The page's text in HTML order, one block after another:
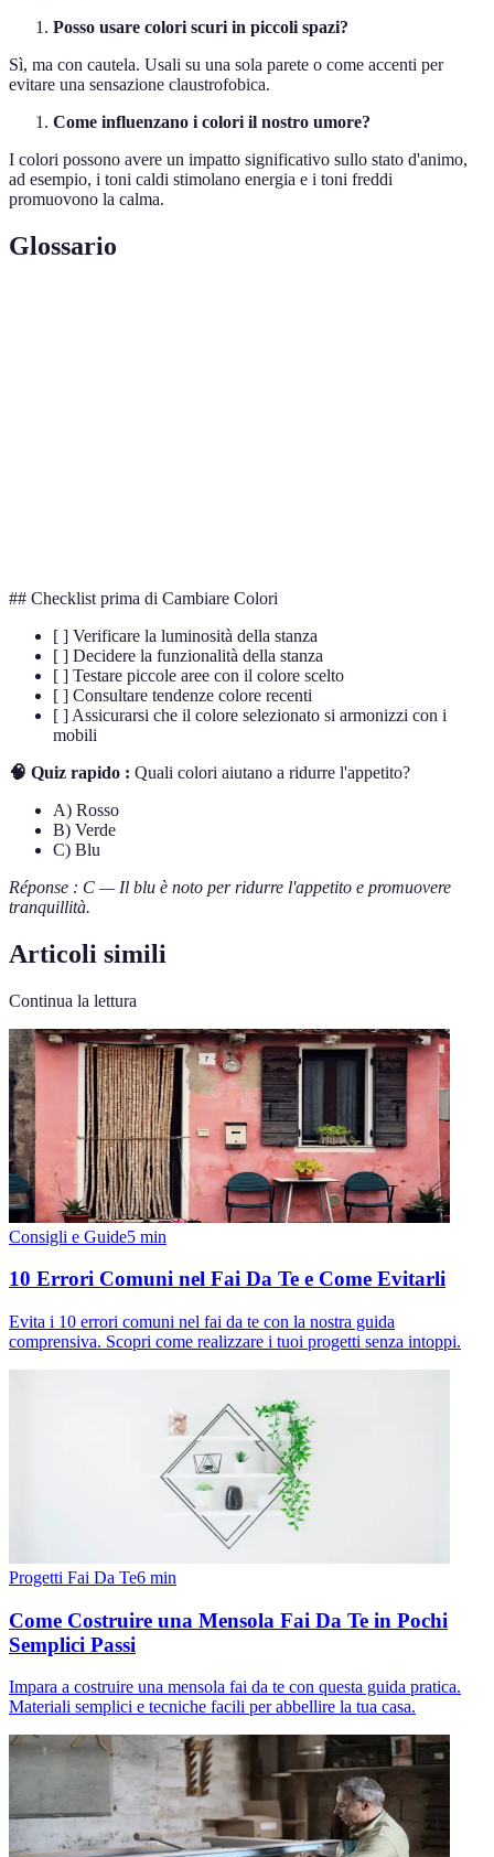
Posso usare colori scuri in piccoli spazi?
Sì, ma con cautela. Usali su una sola parete o come accenti per
evitare una sensazione claustrofobica.
Come influenzano i colori il nostro umore?
I colori possono avere un impatto significativo sullo stato d'animo,
ad esempio, i toni caldi stimolano energia e i toni freddi
promuovono la calma.
Glossario
## Checklist prima di Cambiare Colori
[ ] Verificare la luminosità della stanza
[ ] Decidere la funzionalità della stanza
[ ] Testare piccole aree con il colore scelto
[ ] Consultare tendenze colore recenti
[ ] Assicurarsi che il colore selezionato si armonizzi con i
mobili
🧠 Quiz rapido : Quali colori aiutano a ridurre l'appetito?
A) Rosso
B) Verde
C) Blu
Réponse : C — Il blu è noto per ridurre l'appetito e promuovere
tranquillità.
Articoli simili
Continua la lettura
Consigli e Guide5 min
10 Errori Comuni nel Fai Da Te e Come Evitarli
Evita i 10 errori comuni nel fai da te con la nostra guida
comprensiva. Scopri come realizzare i tuoi progetti senza intoppi.
Progetti Fai Da Te6 min
Come Costruire una Mensola Fai Da Te in Pochi
Semplici Passi
Impara a costruire una mensola fai da te con questa guida pratica.
Materiali semplici e tecniche facili per abbellire la tua casa.